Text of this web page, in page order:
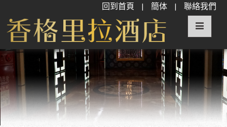
回到首頁 | 簡体 | 聯絡我們